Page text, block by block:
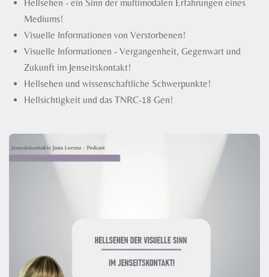
Hellsehen - ein Sinn der multimodalen Erfahrungen eines
Mediums!
Visuelle Informationen von Verstorbenen!
Visuelle Informationen - Vergangenheit, Gegenwart und
Zukunft im Jenseitskontakt!
Hellsehen und wissenschaftliche Schwerpunkte!
Hellsichtigkeit und das TNRC-18 Gen!